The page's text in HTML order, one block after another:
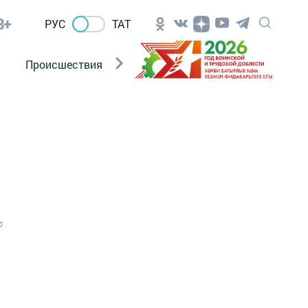
РУС ТАТ
Происшествия Новости Госавтоинспекции